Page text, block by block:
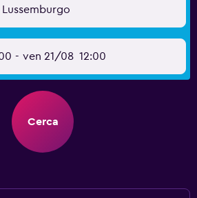
Lussemburgo
- ven 21/08 12:00
Cerca